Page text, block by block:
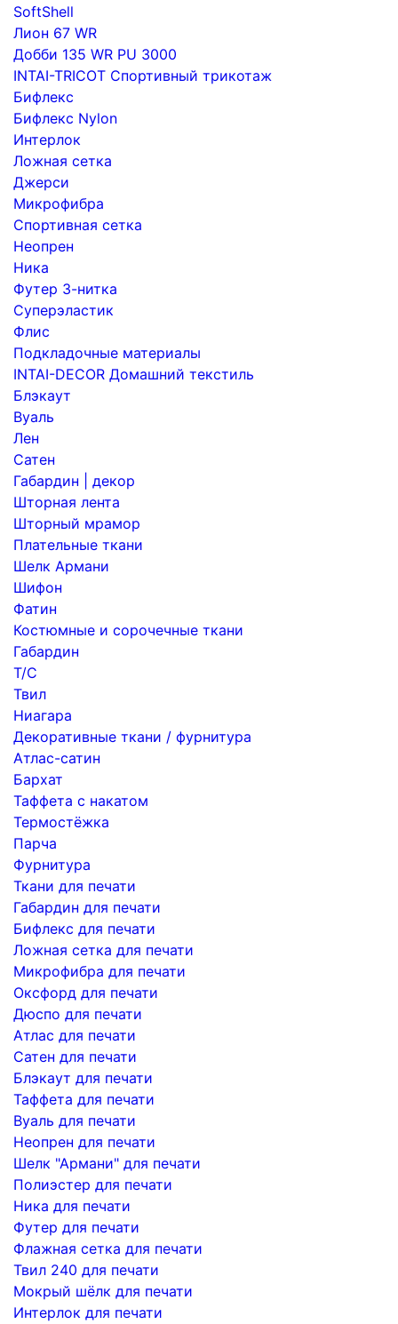
SoftShell
Лион 67 WR
Добби 135 WR PU 3000
INTAI-TRICOT Спортивный трикотаж
Бифлекс
Бифлекс Nylon
Интерлок
Ложная сетка
Джерси
Микрофибра
Спортивная сетка
Неопрен
Ника
Футер 3-нитка
Суперэластик
Флис
Подкладочные материалы
INTAI-DECOR Домашний текстиль
Блэкаут
Вуаль
Лен
Сатен
Габардин | декор
Шторная лента
Шторный мрамор
Плательные ткани
Шелк Армани
Шифон
Фатин
Костюмные и сорочечные ткани
Габардин
Т/С
Твил
Ниагара
Декоративные ткани / фурнитура
Атлас-сатин
Бархат
Таффета с накатом
Термостёжка
Парча
Фурнитура
Ткани для печати
Габардин для печати
Бифлекс для печати
Ложная сетка для печати
Микрофибра для печати
Оксфорд для печати
Дюспо для печати
Атлас для печати
Сатен для печати
Блэкаут для печати
Таффета для печати
Вуаль для печати
Неопрен для печати
Шелк "Армани" для печати
Полиэстер для печати
Ника для печати
Футер для печати
Флажная сетка для печати
Твил 240 для печати
Мокрый шёлк для печати
Интерлок для печати